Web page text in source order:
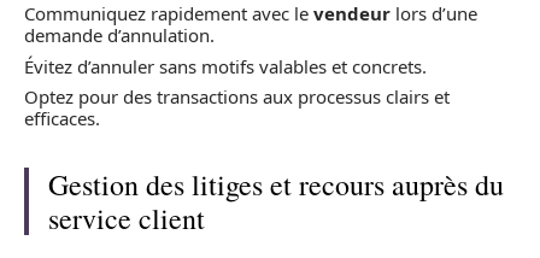
Communiquez rapidement avec le vendeur lors d’une
demande d’annulation.
Évitez d’annuler sans motifs valables et concrets.
Optez pour des transactions aux processus clairs et
efficaces.
Gestion des litiges et recours auprès du
service client